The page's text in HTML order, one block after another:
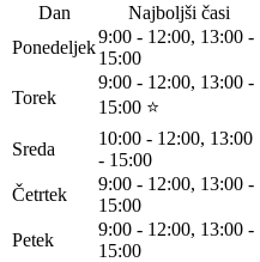
Dan
Najboljši časi
Ponedeljek
9:00 - 12:00, 13:00 -
15:00
Torek
9:00 - 12:00, 13:00 -
15:00 ⭐
Sreda
10:00 - 12:00, 13:00
- 15:00
Četrtek
9:00 - 12:00, 13:00 -
15:00
Petek
9:00 - 12:00, 13:00 -
15:00